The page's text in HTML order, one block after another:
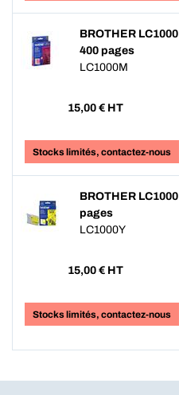
BROTHER
400 pages
LC1000M
15,00 € HT
Stocks limités, contactez-nous
BROTHER
pages
LC1000Y
15,00 € HT
Stocks limités, contactez-nous